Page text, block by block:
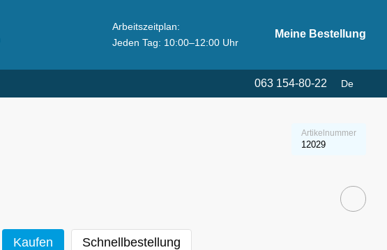
Arbeitszeitplan:
Jeden Tag: 10:00–12:00 Uhr
Meine Bestellung
063 154-80-22 De
Artikelnummer
12029
Kaufen Schnellbestellung